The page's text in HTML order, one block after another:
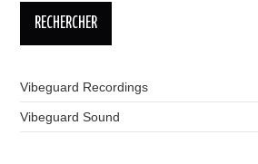
Vibeguard Recordings
Vibeguard Sound